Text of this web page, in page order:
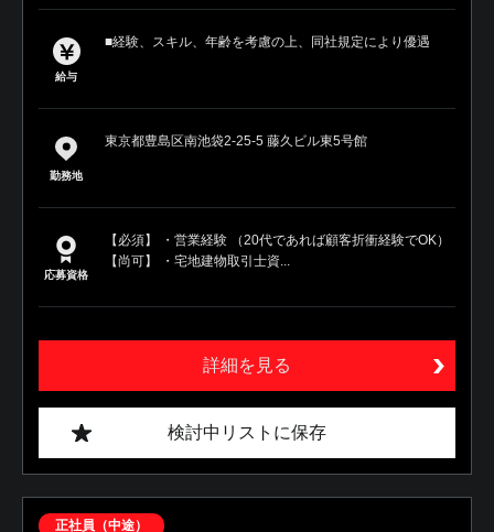
給与
■経験、スキル、年齢を考慮の上、同社規定により優遇
勤務地
東京都豊島区南池袋2-25-5 藤久ビル東5号館
応募資格
【必須】 ・営業経験 （20代であれば顧客折衝経験でOK）
【尚可】 ・宅地建物取引士資...
詳細を見る
検討中リストに保存
正社員（中途）